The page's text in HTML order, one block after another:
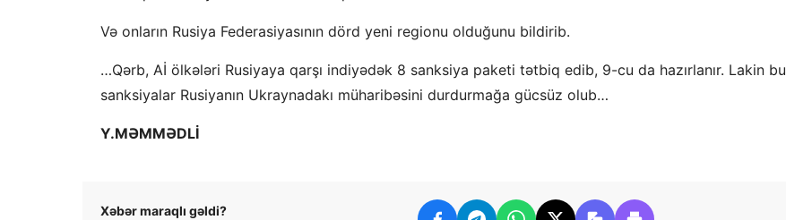
Və onların Rusiya Federasiyasının dörd yeni regionu olduğunu bildirib.
…Qərb, Aİ ölkələri Rusiyaya qarşı indiyədək 8 sanksiya paketi tətbiq edib, 9-cu da hazırlanır. Lakin bu
sanksiyalar Rusiyanın Ukraynadakı müharibəsini durdurmağa gücsüz olub…
Y.MƏMMƏDLİ
Xəbər maraqlı gəldi?